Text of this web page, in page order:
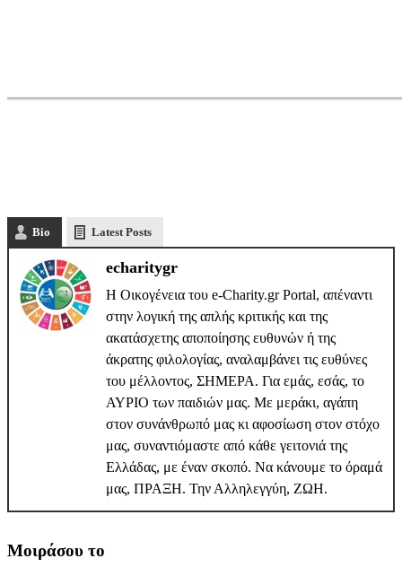
Bio Latest Posts
echaritygr
Η Οικογένεια του e-Charity.gr Portal, απέναντι
στην λογική της απλής κριτικής και της
ακατάσχετης αποποίησης ευθυνών ή της
άκρατης φιλολογίας, αναλαμβάνει τις ευθύνες
του μέλλοντος, ΣΗΜΕΡΑ. Για εμάς, εσάς, το
ΑΥΡΙΟ των παιδιών μας. Με μεράκι, αγάπη
στον συνάνθρωπό μας κι αφοσίωση στον στόχο
μας, συναντιόμαστε από κάθε γειτονιά της
Ελλάδας, με έναν σκοπό. Να κάνουμε το όραμά
μας, ΠΡΑΞΗ. Την Αλληλεγγύη, ΖΩΗ.
Μοιράσου το